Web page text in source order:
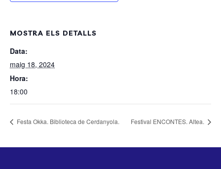
MOSTRA ELS DETALLS
Data:
maig 18, 2024
Hora:
18:00
Festa Okka. Biblioteca de Cerdanyola. Festival ENCONTES. Altea.